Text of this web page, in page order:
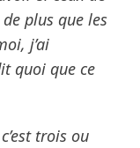
plus que les
j’ai
quoi que ce
trois ou